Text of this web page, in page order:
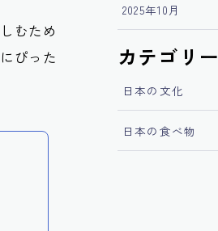
むため
ぴった
2025年10月
カテゴリー
日本の文化
日本の食べ物